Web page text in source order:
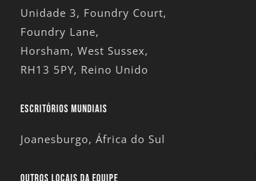
Unidade 3, Foundry Court,
Foundry Lane,
Horsham, West Sussex,
RH13 5PY, Reino Unido
ESCRITÓRIOS MUNDIAIS
Joanesburgo, África do Sul